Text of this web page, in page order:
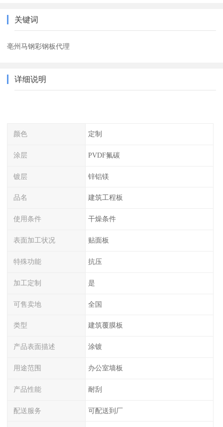
关键词
亳州马钢彩钢板代理
详细说明
颜色 定制
涂层 PVDF氟碳
镀层 锌铝镁
品名 建筑工程板
使用条件 干燥条件
表面加工状况 贴面板
特殊功能 抗压
加工定制 是
可售卖地 全国
类型 建筑覆膜板
产品表面描述 涂镀
用途范围 办公室墙板
产品性能 耐刮
配送服务 可配送到厂